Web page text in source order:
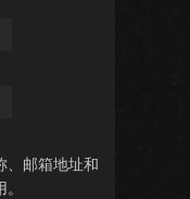
、邮箱地址和